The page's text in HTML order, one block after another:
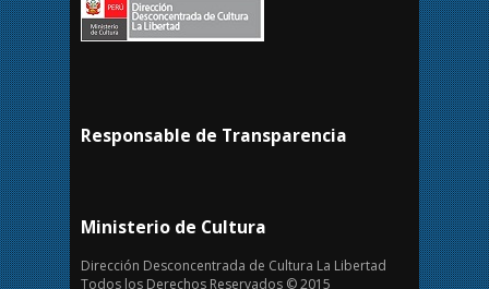
Responsable de Transparencia
Ministerio de Cultura
Dirección Desconcentrada de Cultura La Libertad
Todos los Derechos Reservados © 2015